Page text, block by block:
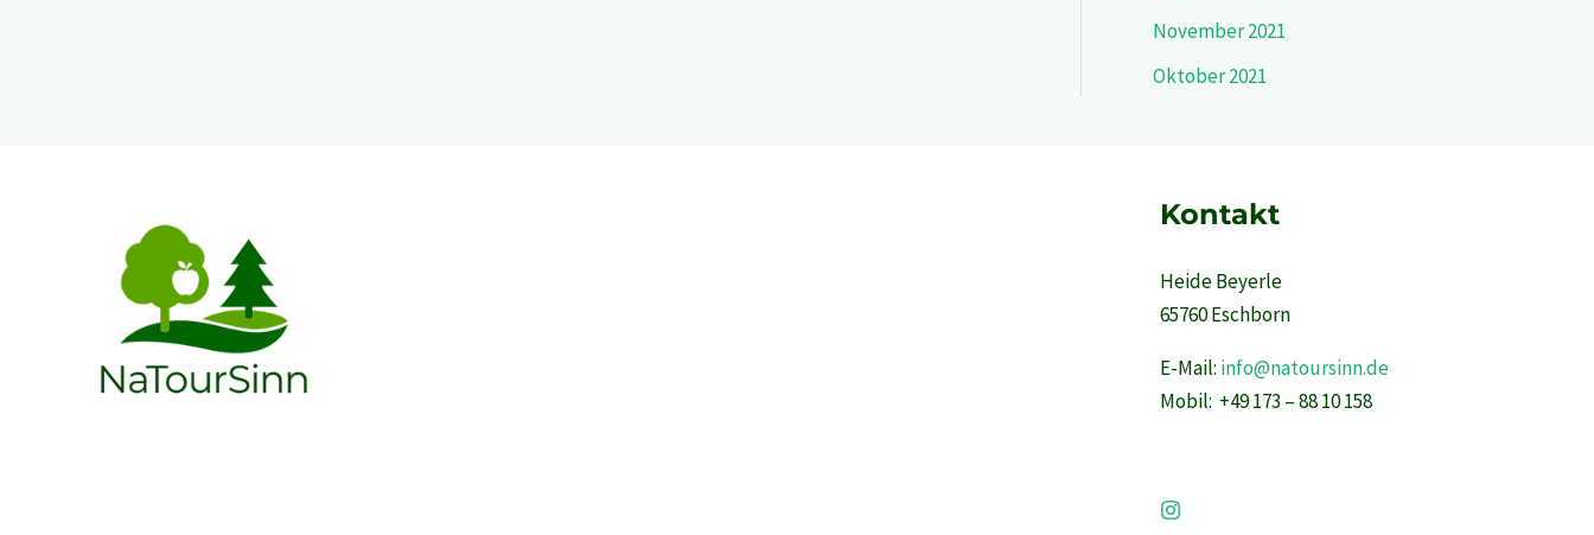
November 2021
Oktober 2021
Kontakt
Heide Beyerle
65760 Eschborn
E-Mail: info@natoursinn.de
Mobil: +49 173 – 88 10 158